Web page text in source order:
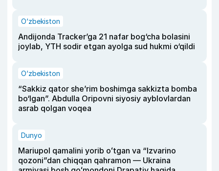
O‘zbekiston
Andijonda Tracker’ga 21 nafar bog‘cha bolasini
joylab, YTH sodir etgan ayolga sud hukmi o‘qildi
O‘zbekiston
“Sakkiz qator she’rim boshimga sakkizta bomba
bo‘lgan”. Abdulla Oripovni siyosiy ayblovlardan
asrab qolgan voqea
Dunyo
Mariupol qamalini yorib oʻtgan va “Izvarino
qozoni”dan chiqqan qahramon — Ukraina